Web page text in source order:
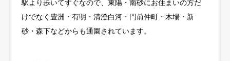
駅より歩いてすぐなので、東陽・南砂にお住まいの方だ
けでなく豊洲・有明・清澄白河・門前仲町・木場・新
砂・森下などからも通園されています。